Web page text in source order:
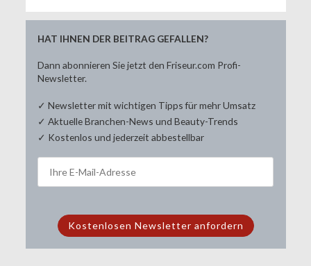
HAT IHNEN DER BEITRAG GEFALLEN?
Dann abonnieren Sie jetzt den Friseur.com Profi-
Newsletter.
✓ Newsletter mit wichtigen Tipps für mehr Umsatz
✓ Aktuelle Branchen-News und Beauty-Trends
✓ Kostenlos und jederzeit abbestellbar